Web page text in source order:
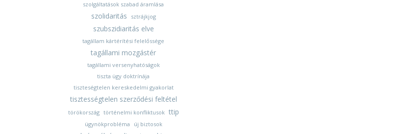
szolgáltatások szabad áramlása
szolidaritás sztrájkjog
szubszidiaritás elve
tagállam kártérítési felelőssége
tagállami mozgástér
tagállami versenyhatóságok
tiszta ügy doktrínája
tiszteségtelen kereskedelmi gyakorlat
tisztességtelen szerződési feltétel
törökország történelmi konfliktusok ttip
ügynökprobléma új biztosok